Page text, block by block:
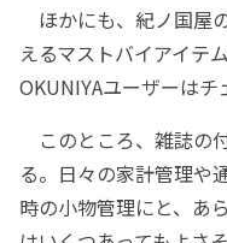
ほかにも、紀ノ国屋
えるマストバイアイテ
OKUNIYAユーザーはチ
このところ、雑誌の
る。日々の家計管理や
時の小物管理にと、あ